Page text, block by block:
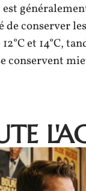
de conserver
et 14°C,
conservent